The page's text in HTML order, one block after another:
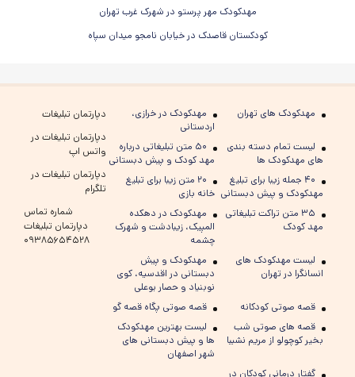
مهدکودک مهر پرستو در شهرک غرب تهران
کودکستان قاصدک در خیابان نامجو میدان سپاه
مهدکودک های تهران
مهدکودک در خرازی،
اردستانی
لیست تمام دسته بندی
های مهدکودک ها
۵۰ متن تبلیغاتی درباره
مهد کودک و پیش دبستانی
۴۰ جمله زیبا برای تبلیغ
مهدکودک و پیش دبستانی
۲۰ متن زیبا برای تبلیغ
خانه بازی
۳۵ متن تراکت تبلیغاتی
مهد کودک
مهدکودک در دهکده
المپیک، زیبادشت و شهرک
چشمه
لیست مهدکودک های
انسانگرا در تهران
مهدکودک و پیش
دبستانی در اقدسیه، کوی
نوبنیاد و حصار بوعلی
قصه صوتی کودکانه
قصه صوتی پگاه قصه گو
قصه های صوتی شب
بخیر کوچولو از مریم نشیبا
لیست بهترین مهدکودک
ها و پیش دبستانی های
شهر اصفهان
گفتار درمانی کودکان در
دپارتمان تبلیغات
دپارتمان تبلیغات در
واتس اپ
دپارتمان تبلیغات در
تلگرام
شماره تماس
دپارتمان تبلیغات
۰۹۳۸۵۶۵۴۵۲۸